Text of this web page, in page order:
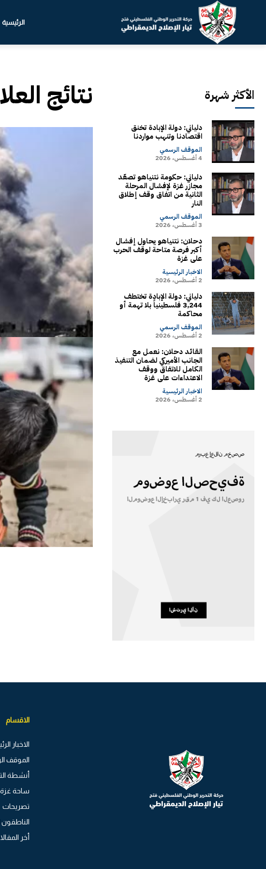
الرئيسية
نتائج الأكثر شهرة
دلياني: دولة الإبادة تخنق
اقتصادنا وتنهب مواردنا
الموقف الرسمي
4 أغسطس، 2026
دلياني: حكومة نتنياهو تصعّد
مجازر غزة لإفشال المرحلة
الثانية من اتفاق وقف إطلاق
النار
الموقف الرسمي
3 أغسطس، 2026
دحلان: نتنياهو يحاول إفشال
أكبر فرصة متاحة لوقف الحرب
على غزة
الاخبار الرئيسية
2 أغسطس، 2026
دلياني: دولة الإبادة تختطف
3,244 فلسطينياً بلا تهمة أو
محاكمة
الموقف الرسمي
2 أغسطس، 2026
القائد دحلان: نعمل مع
الجانب الأميركي لضمان التنفيذ
الكامل للاتفاق ووقف
الاعتداءات على غزة
الاخبار الرئيسية
2 أغسطس، 2026
الاقسام
الاخبار
الموقف
أنشطة
ساحة غزة
تصريحات
أخر